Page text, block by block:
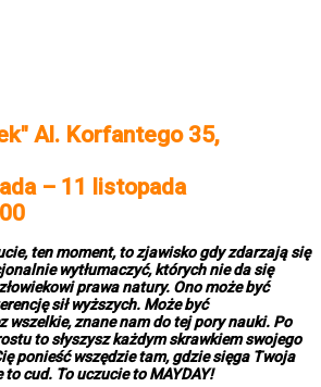
Al. Korfantego 35,
– 11 listopada
ten moment, to zjawisko gdy zdarzają się
wytłumaczyć, których nie da się
prawa natury. Ono może być
sił wyższych. Może być
wszelkie, znane nam do tej pory nauki. Po
to słyszysz każdym skrawkiem swojego
ponieść wszędzie tam, gdzie sięga Twoja
cud. To uczucie to MAYDAY!